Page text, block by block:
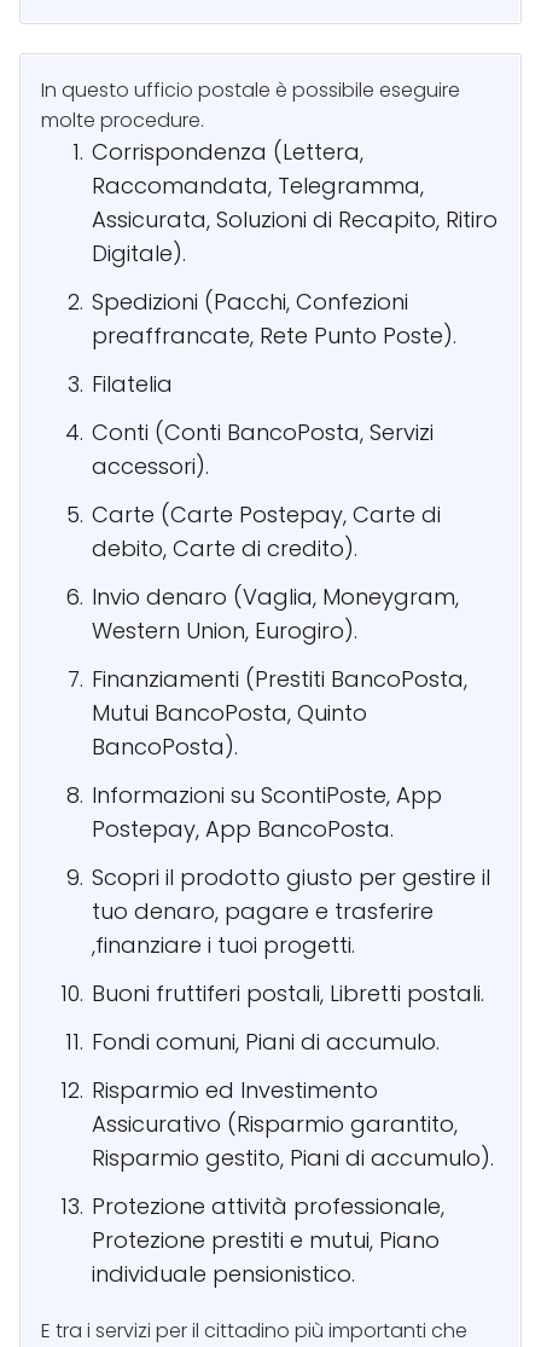
In questo ufficio postale è possibile eseguire
molte procedure.
Corrispondenza (Lettera,
Raccomandata, Telegramma,
Assicurata, Soluzioni di Recapito, Ritiro
Digitale).
Spedizioni (Pacchi, Confezioni
preaffrancate, Rete Punto Poste).
Filatelia
Conti (Conti BancoPosta, Servizi
accessori).
Carte (Carte Postepay, Carte di
debito, Carte di credito).
Invio denaro (Vaglia, Moneygram,
Western Union, Eurogiro).
Finanziamenti (Prestiti BancoPosta,
Mutui BancoPosta, Quinto
BancoPosta).
Informazioni su ScontiPoste, App
Postepay, App BancoPosta.
Scopri il prodotto giusto per gestire il
tuo denaro, pagare e trasferire
,finanziare i tuoi progetti.
Buoni fruttiferi postali, Libretti postali.
Fondi comuni, Piani di accumulo.
Risparmio ed Investimento
Assicurativo (Risparmio garantito,
Risparmio gestito, Piani di accumulo).
Protezione attività professionale,
Protezione prestiti e mutui, Piano
individuale pensionistico.
E tra i servizi per il cittadino più importanti che